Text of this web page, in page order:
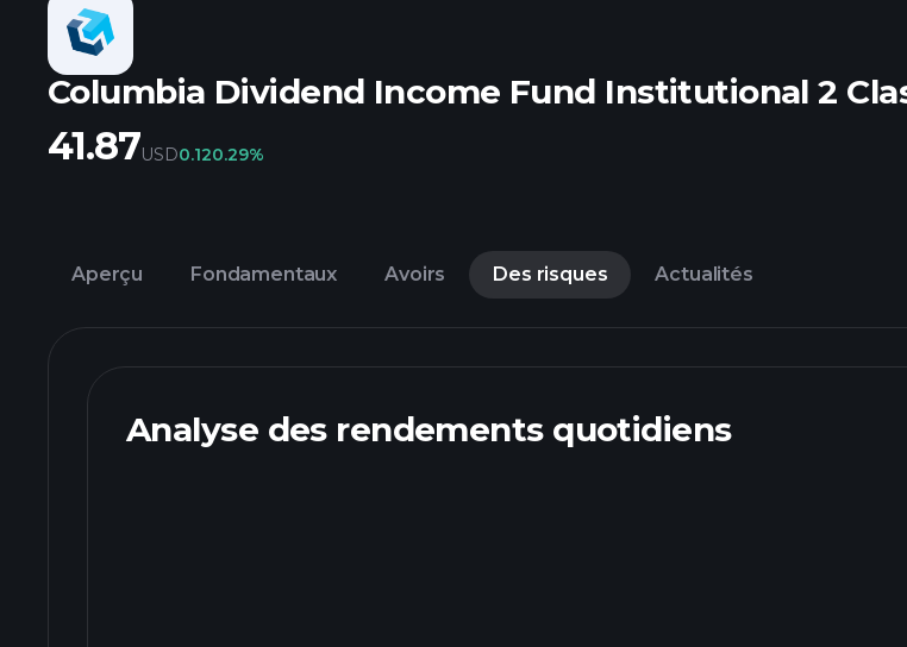
Columbia Dividend Income Fund Institutional 2
41.87USD0.120.29%
Aperçu Fondamentaux Avoirs Des risques Actualités
Analyse des rendements quotidiens